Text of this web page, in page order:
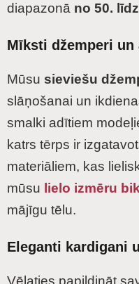
diapazonā no 50.
Mīksti džemperi
Mūsu sieviešu
slāņošanai un
smalki adītiem
katrs tērps ir
materiāliem, kas
mūsu lielo izmēru
mājīgu tēlu.
Eleganti kardigani
Vēlaties papildināt